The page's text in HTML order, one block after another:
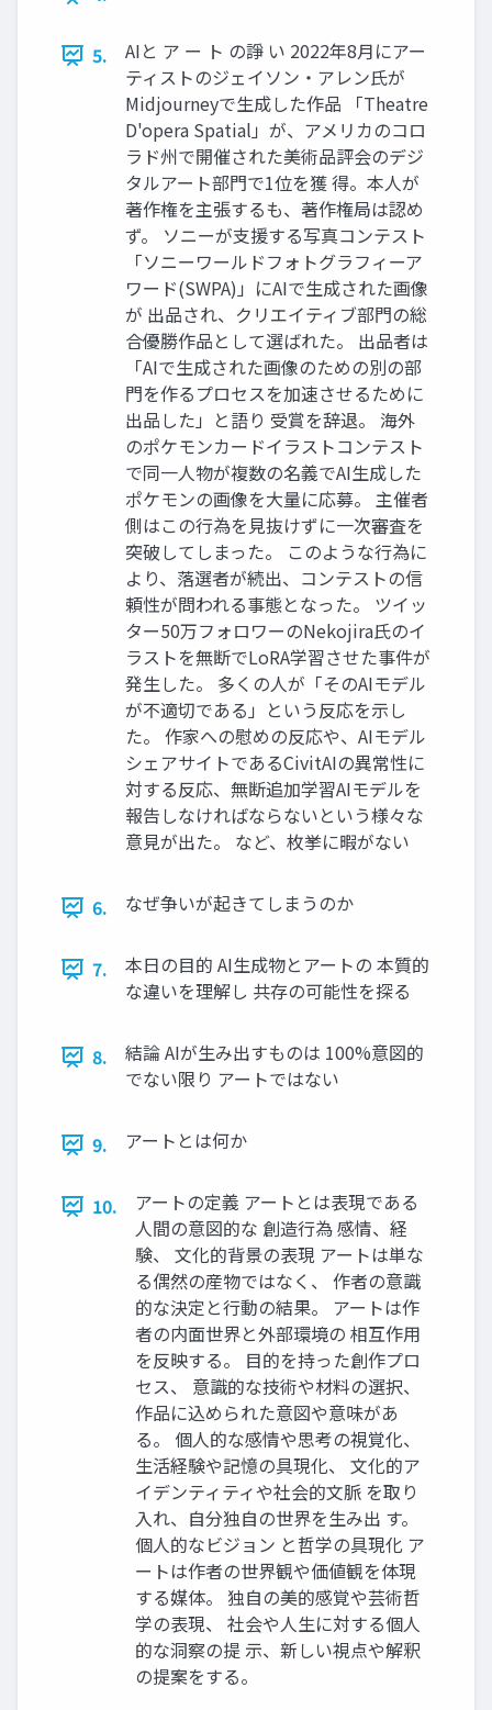
5.
AIと ア ー ト の諍 い 2022年8月にアー
ティストのジェイソン・アレン氏が
Midjourneyで生成した作品 「Theatre
D'opera Spatial」が、アメリカのコロ
ラド州で開催された美術品評会のデジ
タルアート部門で1位を獲 得。本人が
著作権を主張するも、著作権局は認め
ず。 ソニーが支援する写真コンテスト
「ソニーワールドフォトグラフィーア
ワード(SWPA)」にAIで生成された画像
が 出品され、クリエイティブ部門の総
合優勝作品として選ばれた。 出品者は
「AIで生成された画像のための別の部
門を作るプロセスを加速させるために
出品した」と語り 受賞を辞退。 海外
のポケモンカードイラストコンテスト
で同一人物が複数の名義でAI生成した
ポケモンの画像を大量に応募。 主催者
側はこの行為を見抜けずに一次審査を
突破してしまった。 このような行為に
より、落選者が続出、コンテストの信
頼性が問われる事態となった。 ツイッ
ター50万フォロワーのNekojira氏のイ
ラストを無断でLoRA学習させた事件が
発生した。 多くの人が「そのAIモデル
が不適切である」という反応を示し
た。 作家への慰めの反応や、AIモデル
シェアサイトであるCivitAIの異常性に
対する反応、無断追加学習AIモデルを
報告しなければならないという様々な
意見が出た。 など、枚挙に暇がない
6. なぜ争いが起きてしまうのか
7.
本日の目的 AI生成物とアートの 本質的
な違いを理解し 共存の可能性を探る
8.
結論 AIが生み出すものは 100%意図的
でない限り アートではない
9. アートとは何か
10.
アートの定義 アートとは表現である
人間の意図的な 創造行為 感情、経
験、 文化的背景の表現 アートは単な
る偶然の産物ではなく、 作者の意識
的な決定と行動の結果。 アートは作
者の内面世界と外部環境の 相互作用
を反映する。 目的を持った創作プロ
セス、 意識的な技術や材料の選択、
作品に込められた意図や意味があ
る。 個人的な感情や思考の視覚化、
生活経験や記憶の具現化、 文化的ア
イデンティティや社会的文脈 を取り
入れ、自分独自の世界を生み出 す。
個人的なビジョン と哲学の具現化 ア
ートは作者の世界観や価値観を体現
する媒体。 独自の美的感覚や芸術哲
学の表現、 社会や人生に対する個人
的な洞察の提 示、新しい視点や解釈
の提案をする。